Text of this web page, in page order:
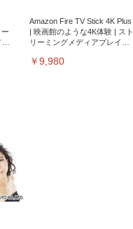
Amazon Fire TV Stick 4K Plus
| 映画館のような4K体験 | スト
リーミングメディアプレイヤ
￥9,980